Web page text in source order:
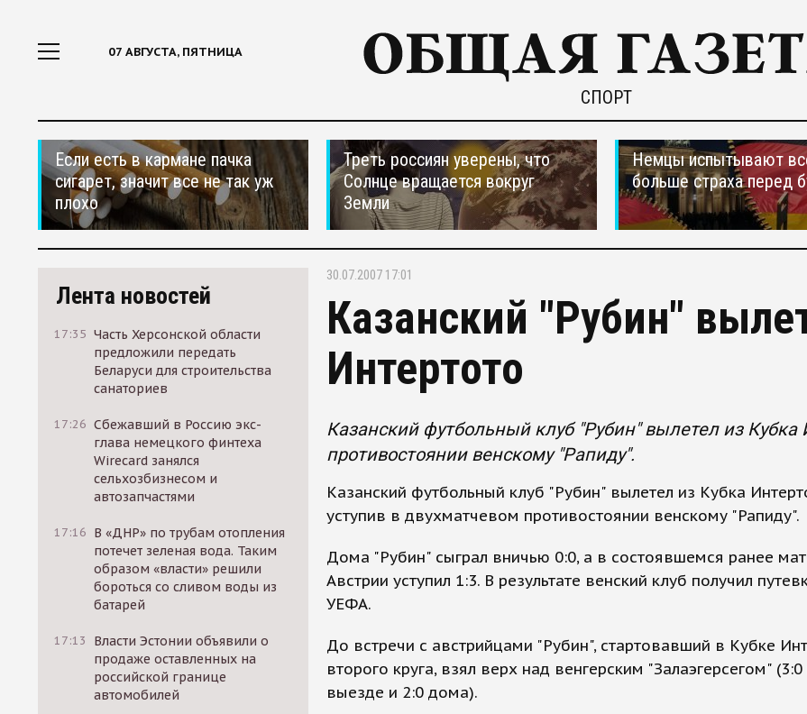
07 АВГУСТА, ПЯТНИЦА
СПОРТ
Если есть в кармане пачка
сигарет, значит все не так уж
плохо
Треть россиян уверены, что
Солнце вращается вокруг
Земли
Немцы испытывают
больше страха перед
Лента новостей
17:35 Часть Херсонской области
предложили передать
Беларуси для строительства
санаториев
17:26 Сбежавший в Россию экс-
глава немецкого финтеха
Wirecard занялся
сельхозбизнесом и
автозапчастями
17:16 В «ДНР» по трубам отопления
потечет зеленая вода. Таким
образом «власти» решили
бороться со сливом воды из
батарей
17:13
Власти Эстонии объявили о
продаже оставленных на
российской границе
автомобилей
30.07.2007 17:01
Казанский "Рубин"
Интертото
Казанский футбольный клуб "Рубин" вылетел из Кубка
противостоянии венскому "Рапиду".
Казанский футбольный клуб "Рубин" вылетел из Кубка
уступив в двухматчевом противостоянии венскому "Рапиду".
Дома "Рубин" сыграл вничью 0:0, а в состоявшемся ранее
Австрии уступил 1:3. В результате венский клуб получил
УЕФА.
До встречи с австрийцами "Рубин", стартовавший в Кубке
второго круга, взял верх над венгерским "Залаэгерсегом" (3:0
выезде и 2:0 дома).